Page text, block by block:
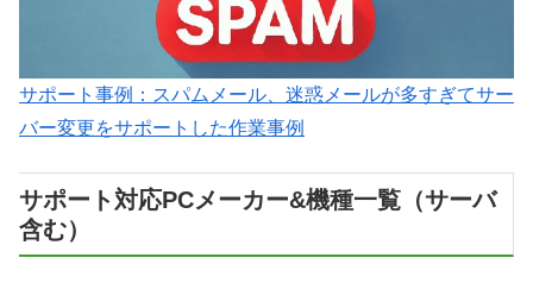
サポート事例：スパムメール、迷惑メールが多すぎてサー
バー変更をサポートした作業事例
サポート対応PCメーカー&機種一覧（サーバ
含む）